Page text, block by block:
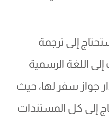
إلى ترجمة
اللغة الرسمية
جواز سفر لها، حيث
إلى كل المستندات